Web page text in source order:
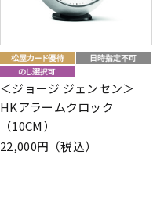
＜ジョージ ジェンセン＞
HKアラームクロック
（10CM）
22,000円（税込）